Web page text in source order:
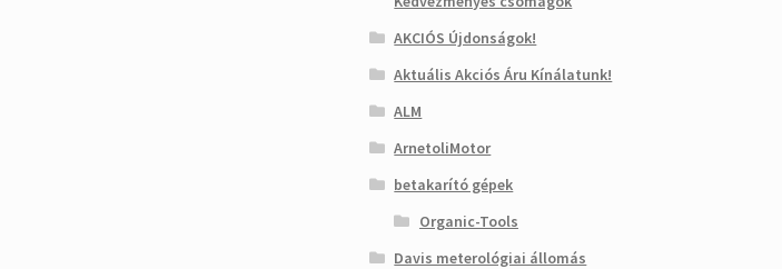
AKCIÓS Újdonságok!
Aktuális Akciós Áru Kínálatunk!
ALM
ArnetoliMotor
betakarító gépek
Organic-Tools
Davis meterológiai állomás